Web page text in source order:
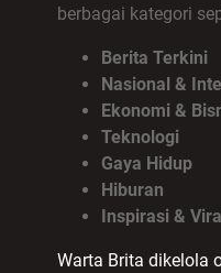
berbagai kategori
Berita Terkini
Nasional &
Ekonomi &
Teknologi
Gaya Hidup
Hiburan
Inspirasi & Viral
Warta Brita dikelola